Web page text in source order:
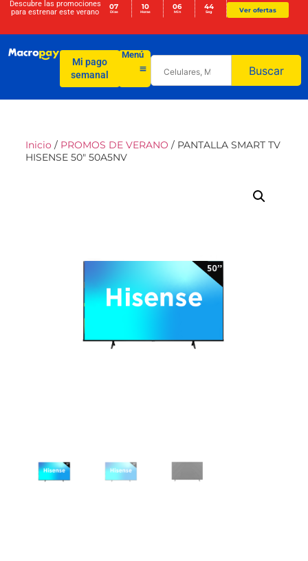
Descubre las promociones
para estrenar este verano
07
Días
10
Horas
06
Min
43
Seg Ver ofertas
Mi pago
semanal
Menú
Buscar
Inicio / PROMOS DE VERANO / PANTALLA SMART TV
HISENSE 50″ 50A5NV